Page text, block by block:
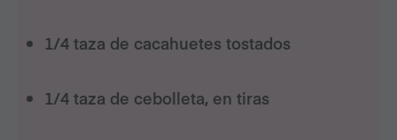
1/4 taza de cacahuetes tostados
1/4 taza de cebolleta, en tiras